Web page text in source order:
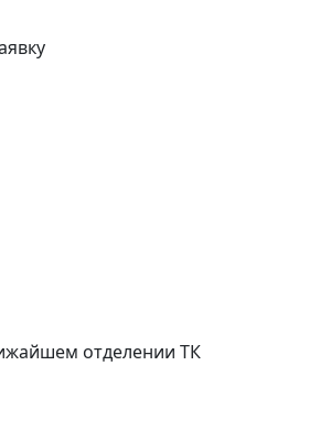
отделении ТК